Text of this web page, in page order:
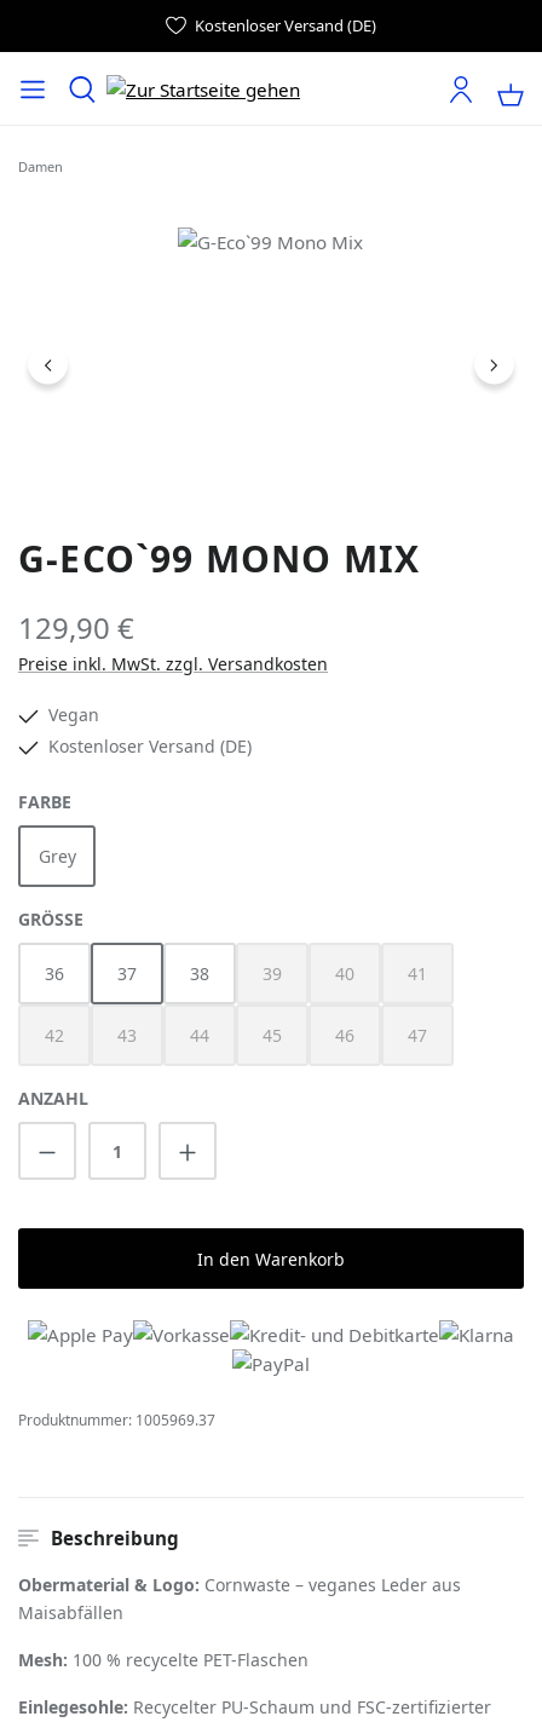
Kostenloser Versand (DE)
Damen
Bildergalerie überspringen
G-ECO`99 MONO MIX
129,90 €
Preise inkl. MwSt. zzgl. Versandkosten
Vegan
Kostenloser Versand (DE)
FARBE
Grey
GRÖSSE
36 37 38 39
(Diese Option ist zurzeit nicht
40
(Diese Option ist zurzeit
41
(Diese Option ist
42
(Diese Option ist zurzeit nicht verfügbar.)
43
(Diese Option ist zurzeit nicht verfügbar.)
44
(Diese Option ist zurzeit nicht verfügbar.)
45
(Diese Option ist zurzeit nicht
46
(Diese Option ist zurzeit
47
(Diese Option ist
ANZAHL
Produkt Anzahl: Gib den gewünschten
In den Warenkorb
Produktnummer: 1005969.37
Beschreibung
Obermaterial & Logo: Cornwaste – veganes Leder aus
Maisabfällen
Mesh: 100 % recycelte PET-Flaschen
Einlegesohle: Recycelter PU-Schaum und FSC-zertifizierter